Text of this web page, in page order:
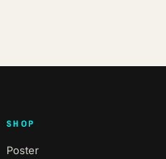
SHOP
Poster